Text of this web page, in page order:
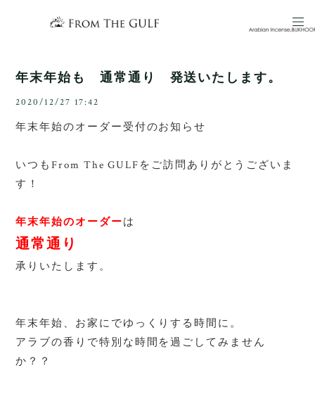
年末年始も 通常通り 発送いたします。
2020/12/27 17:42
年末年始のオーダー受付のお知らせ
いつもFrom The GULFをご訪問ありがとうございま
す！
年末年始のオーダーは
通常通り
承りいたします。
年末年始、お家にでゆっくりする時間に。
アラブの香りで特別な時間を過ごしてみません
か？？